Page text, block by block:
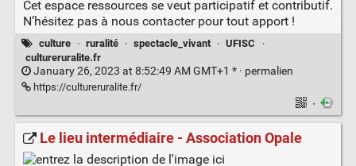
Cet espace ressources se veut participatif et contributif.
N’hésitez pas à nous contacter pour tout apport !
culture · ruralité · spectacle_vivant · UFISC
·
cultureruralite.fr
January 26, 2023 at 8:52:49 AM GMT+1 * · permalien
https://cultureruralite.fr/
·
Le lieu intermédiaire - Association Opale